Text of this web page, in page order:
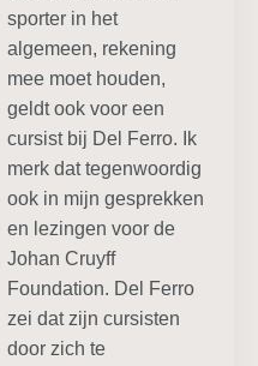
sporter in het
algemeen, rekening
mee moet houden,
geldt ook voor een
cursist bij Del Ferro. Ik
merk dat tegenwoordig
ook in mijn gesprekken
en lezingen voor de
Johan Cruyff
Foundation. Del Ferro
zei dat zijn cursisten
door zich te